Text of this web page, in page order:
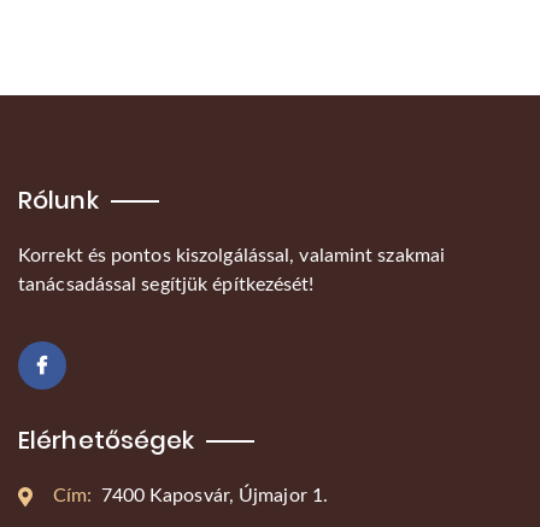
Rólunk
Korrekt és pontos kiszolgálással, valamint szakmai
tanácsadással segítjük építkezését!
Elérhetőségek
Cím: 7400 Kaposvár, Újmajor 1.